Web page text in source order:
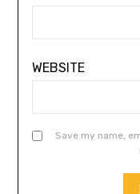
WEBSITE
Save my name,